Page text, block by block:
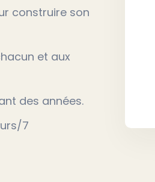
construire son
et aux
des années.
7